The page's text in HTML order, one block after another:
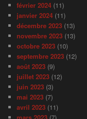
février 2024 (11)
janvier 2024 (11)
décembre 2023 (13)
novembre 2023 (13)
octobre 2023 (10)
septembre 2023 (12)
août 2023 (9)
juillet 2023 (12)
juin 2023 (3)
mai 2023 (7)
avril 2023 (11)